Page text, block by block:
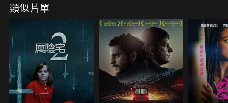
並未散去，她滿懷執念，在靈堂四周徘徊不去。
類似片單